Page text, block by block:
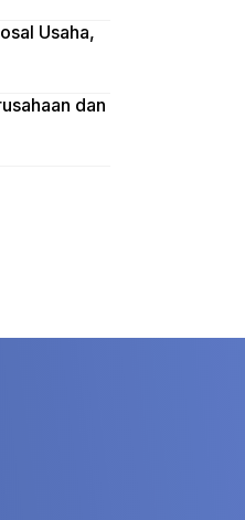
Usaha,
dan